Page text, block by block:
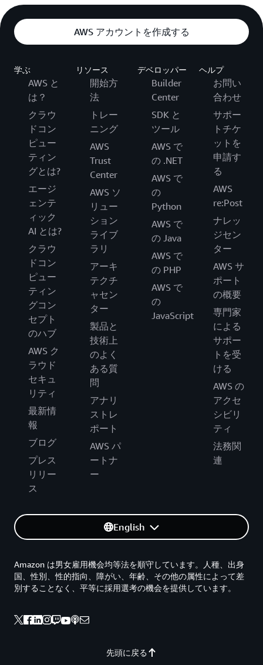
AWS アカウントを作成する
学ぶ
AWS と
は？
クラウ
ドコン
ピュー
ティン
グとは?
エージ
ェンテ
ィック
AI とは?
クラウ
ドコン
ピュー
ティン
グコン
セプト
のハブ
AWS ク
ラウド
セキュ
リティ
最新情
報
ブログ
プレス
リリー
ス
リソース
開始方
法
トレー
ニング
AWS
Trust
Center
AWS ソ
リュー
ション
ライブ
ラリ
アーキ
テクチ
ャセン
ター
製品と
技術上
のよく
ある質
問
アナリ
ストレ
ポート
AWS パ
ートナ
ー
デベロッパー
Builder
Center
SDK と
ツール
AWS で
の .NET
AWS で
の
Python
AWS で
の Java
AWS で
の PHP
AWS で
の
JavaScript
ヘルプ
お問い
合わせ
サポー
トチケ
ットを
申請す
る
AWS
re:Post
ナレッ
ジセン
ター
AWS サ
ポート
の概要
専門家
による
サポー
トを受
ける
AWS の
アクセ
シビリ
ティ
法務関
連
English
先頭に戻る
Amazon は男女雇用機会均等法を順守しています。人種、出身
国、性別、性的指向、障がい、年齢、その他の属性によって差
別することなく、平等に採用選考の機会を提供しています。